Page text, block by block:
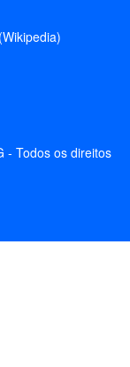
- Todos os direitos